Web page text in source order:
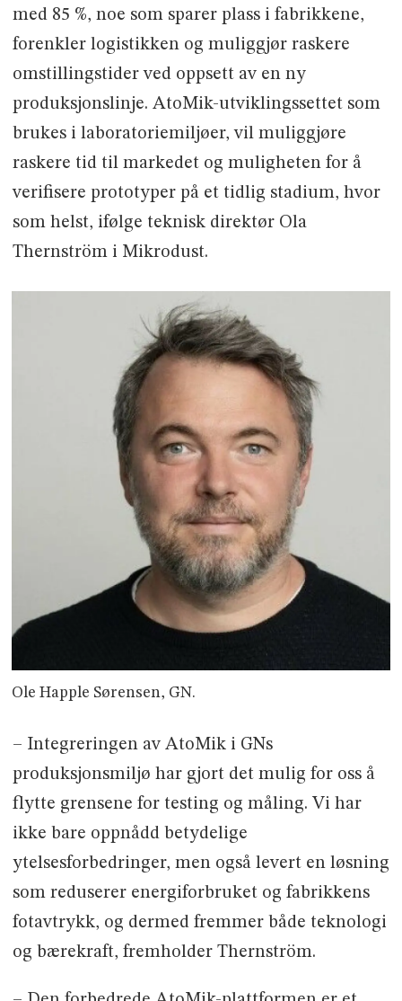
med 85 %, noe som sparer plass i fabrikkene,
forenkler logistikken og muliggjør raskere
omstillingstider ved oppsett av en ny
produksjonslinje. AtoMik-utviklingssettet som
brukes i laboratoriemiljøer, vil muliggjøre
raskere tid til markedet og muligheten for å
verifisere prototyper på et tidlig stadium, hvor
som helst, ifølge teknisk direktør Ola
Thernström i Mikrodust.
Ole Happle Sørensen, GN.
– Integreringen av AtoMik i GNs
produksjonsmiljø har gjort det mulig for oss å
flytte grensene for testing og måling. Vi har
ikke bare oppnådd betydelige
ytelsesforbedringer, men også levert en løsning
som reduserer energiforbruket og fabrikkens
fotavtrykk, og dermed fremmer både teknologi
og bærekraft, fremholder Thernström.